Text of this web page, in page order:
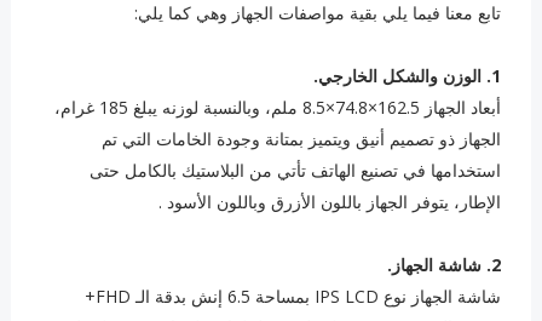
تابع معنا فيما يلي بقية مواصفات الجهاز وهي كما يلي:
1. الوزن والشكل الخارجي.
أبعاد الجهاز 162.5×74.8×8.5 ملم، وبالنسبة لوزنه يبلغ 185 غرام،
الجهاز ذو تصميم أنيق ويتميز بمتانة وجودة الخامات التي تم
استخدامها في تصنيع الهاتف تأتي من البلاستيك بالكامل حتى
الإطار، يتوفر الجهاز باللون الأزرق وباللون الأسود .
2. شاشة الجهاز.
شاشة الجهاز نوع IPS LCD بمساحة 6.5 إنش بدقة الـ FHD+